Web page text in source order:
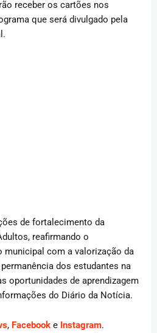
receber os cartões nos
que será divulgado pela
de fortalecimento da
reafirmando o
com a valorização da
dos estudantes na
oportunidades de aprendizagem
do Diário da Notícia.
, Facebook e Instagram.